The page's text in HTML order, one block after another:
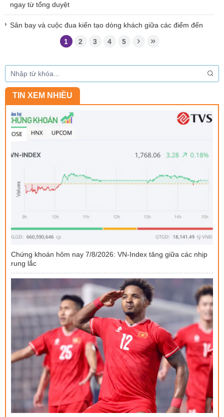
ngay từ tổng duyệt
Sân bay và cuộc đua kiến tạo dòng khách giữa các điểm đến
1 2 3 4 5
TIN XEM NHIỀU
Chứng khoán hôm nay 7/8/2026: VN-Index tăng giữa các nhịp
rung lắc